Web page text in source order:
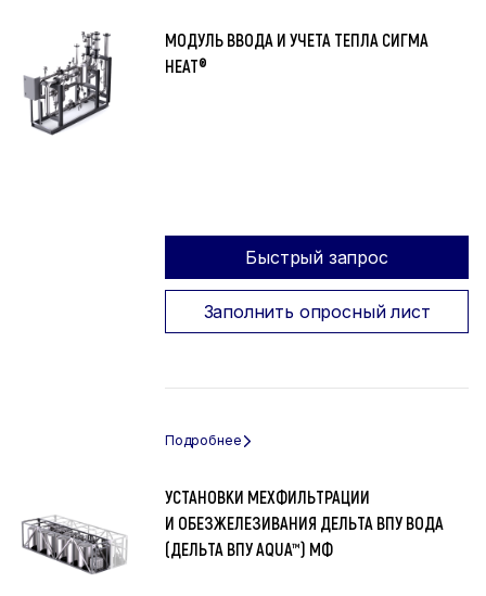
МОДУЛЬ ВВОДА И УЧЕТА ТЕПЛА СИГМА
HEAT®
Быстрый запрос
Заполнить опросный лист
УСТАНОВКИ МЕХФИЛЬТРАЦИИ
И ОБЕЗЖЕЛЕЗИВАНИЯ ДЕЛЬТА ВПУ ВОДА
(ДЕЛЬТА ВПУ AQUA™) МФ